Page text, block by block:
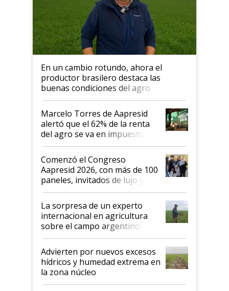
En un cambio rotundo, ahora el
productor brasilero destaca las
buenas condiciones del agro
argentino para invertir: "Los veo
más motivados"
Marcelo Torres de Aapresid
alertó que el 62% de la renta
del agro se va en impuestos:
"No es bueno que en
Argentina se sigan discutiendo
las mismas cosas de hace 50
años"
Comenzó el Congreso
Aapresid 2026, con más de 100
paneles, invitados de lujo y
todas las tendencias
La sorpresa de un experto
internacional en agricultura
sobre el campo argentino:
"Estoy muy impresionado"
Advierten por nuevos excesos
hídricos y humedad extrema en
la zona núcleo